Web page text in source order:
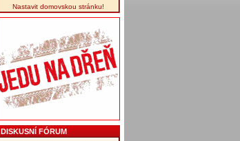
Nastavit domovskou stránku!
DISKUSNÍ FÓRUM